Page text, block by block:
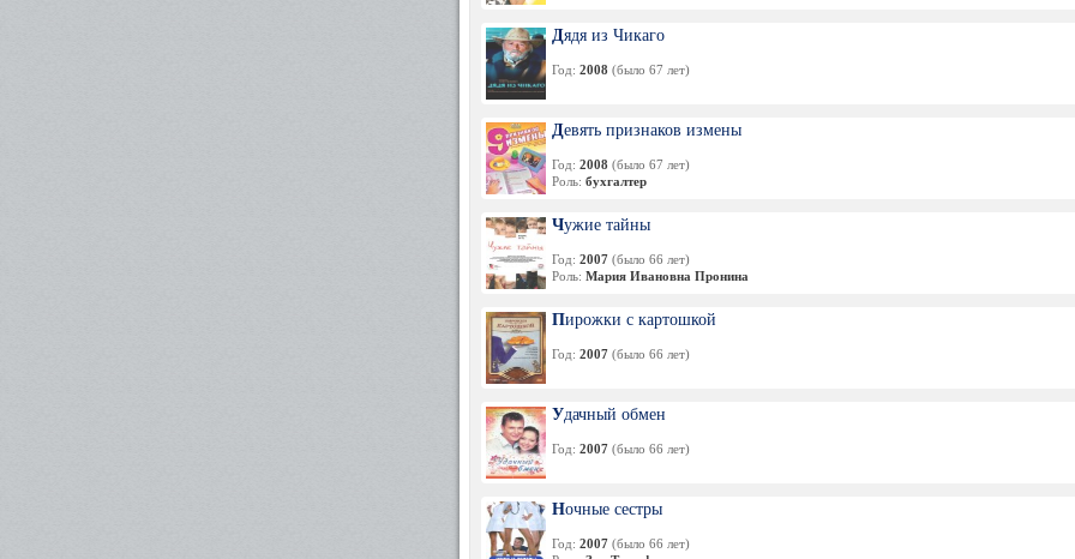
Дядя из Чикаго
Год: 2008 (было 67 лет)
Девять признаков измены
Год: 2008 (было 67 лет)
Роль: бухгалтер
Чужие тайны
Год: 2007 (было 66 лет)
Роль: Мария Ивановна Пронина
Пирожки с картошкой
Год: 2007 (было 66 лет)
Удачный обмен
Год: 2007 (было 66 лет)
Ночные сестры
Год: 2007 (было 66 лет)